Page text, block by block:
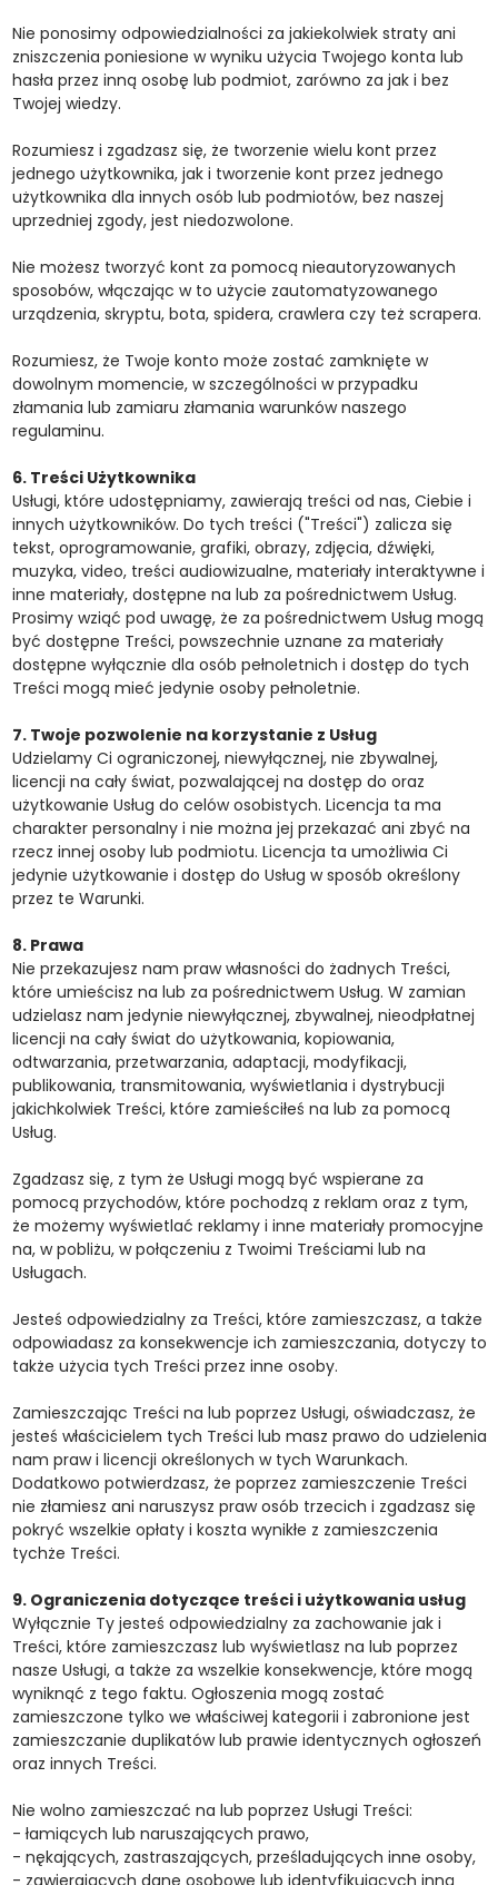
Nie ponosimy odpowiedzialności za jakiekolwiek straty ani
zniszczenia poniesione w wyniku użycia Twojego konta lub
hasła przez inną osobę lub podmiot, zarówno za jak i bez
Twojej wiedzy.
Rozumiesz i zgadzasz się, że tworzenie wielu kont przez
jednego użytkownika, jak i tworzenie kont przez jednego
użytkownika dla innych osób lub podmiotów, bez naszej
uprzedniej zgody, jest niedozwolone.
Nie możesz tworzyć kont za pomocą nieautoryzowanych
sposobów, włączając w to użycie zautomatyzowanego
urządzenia, skryptu, bota, spidera, crawlera czy też scrapera.
Rozumiesz, że Twoje konto może zostać zamknięte w
dowolnym momencie, w szczególności w przypadku
złamania lub zamiaru złamania warunków naszego
regulaminu.
6. Treści Użytkownika
Usługi, które udostępniamy, zawierają treści od nas, Ciebie i
innych użytkowników. Do tych treści ("Treści") zalicza się
tekst, oprogramowanie, grafiki, obrazy, zdjęcia, dźwięki,
muzyka, video, treści audiowizualne, materiały interaktywne i
inne materiały, dostępne na lub za pośrednictwem Usług.
Prosimy wziąć pod uwagę, że za pośrednictwem Usług mogą
być dostępne Treści, powszechnie uznane za materiały
dostępne wyłącznie dla osób pełnoletnich i dostęp do tych
Treści mogą mieć jedynie osoby pełnoletnie.
7. Twoje pozwolenie na korzystanie z Usług
Udzielamy Ci ograniczonej, niewyłącznej, nie zbywalnej,
licencji na cały świat, pozwalającej na dostęp do oraz
użytkowanie Usług do celów osobistych. Licencja ta ma
charakter personalny i nie można jej przekazać ani zbyć na
rzecz innej osoby lub podmiotu. Licencja ta umożliwia Ci
jedynie użytkowanie i dostęp do Usług w sposób określony
przez te Warunki.
8. Prawa
Nie przekazujesz nam praw własności do żadnych Treści,
które umieścisz na lub za pośrednictwem Usług. W zamian
udzielasz nam jedynie niewyłącznej, zbywalnej, nieodpłatnej
licencji na cały świat do użytkowania, kopiowania,
odtwarzania, przetwarzania, adaptacji, modyfikacji,
publikowania, transmitowania, wyświetlania i dystrybucji
jakichkolwiek Treści, które zamieściłeś na lub za pomocą
Usług.
Zgadzasz się, z tym że Usługi mogą być wspierane za
pomocą przychodów, które pochodzą z reklam oraz z tym,
że możemy wyświetlać reklamy i inne materiały promocyjne
na, w pobliżu, w połączeniu z Twoimi Treściami lub na
Usługach.
Jesteś odpowiedzialny za Treści, które zamieszczasz, a także
odpowiadasz za konsekwencje ich zamieszczania, dotyczy to
także użycia tych Treści przez inne osoby.
Zamieszczając Treści na lub poprzez Usługi, oświadczasz, że
jesteś właścicielem tych Treści lub masz prawo do udzielenia
nam praw i licencji określonych w tych Warunkach.
Dodatkowo potwierdzasz, że poprzez zamieszczenie Treści
nie złamiesz ani naruszysz praw osób trzecich i zgadzasz się
pokryć wszelkie opłaty i koszta wynikłe z zamieszczenia
tychże Treści.
9. Ograniczenia dotyczące treści i użytkowania usług
Wyłącznie Ty jesteś odpowiedzialny za zachowanie jak i
Treści, które zamieszczasz lub wyświetlasz na lub poprzez
nasze Usługi, a także za wszelkie konsekwencje, które mogą
wyniknąć z tego faktu. Ogłoszenia mogą zostać
zamieszczone tylko we właściwej kategorii i zabronione jest
zamieszczanie duplikatów lub prawie identycznych ogłoszeń
oraz innych Treści.
Nie wolno zamieszczać na lub poprzez Usługi Treści:
- łamiących lub naruszających prawo,
- nękających, zastraszających, prześladujących inne osoby,
- zawierających dane osobowe lub identyfikujących inną